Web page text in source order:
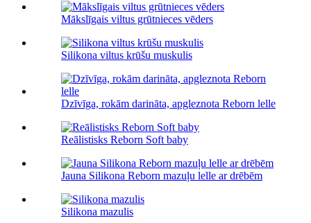
Mākslīgais viltus grūtnieces vēders
Silikona viltus krūšu muskulis
Dzīvīga, rokām darināta, apgleznota Reborn lelle
Reālistisks Reborn Soft baby
Jauna Silikona Reborn mazuļu lelle ar drēbēm
Silikona mazulis